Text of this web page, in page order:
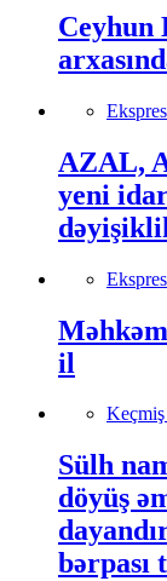
Ceyhun
AZAL,
yeni
il
Keçmiş
Sülh
döyüş
bərpası